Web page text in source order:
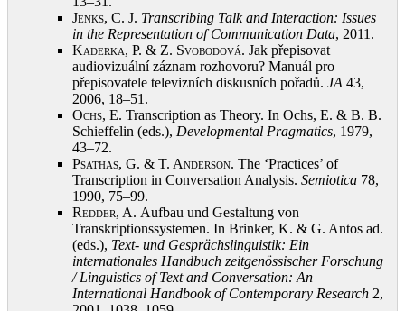
Jenks, C. J. Transcribing Talk and Interaction: Issues
in the Representation of Communication Data, 2011 .
Kaderka, P. & Z. Svobodová. Jak přepisovat
audiovizuální záznam rozhovoru? Manuál pro
přepisovatele televizních diskusních pořadů. JA 43,
2006, 18–51 .
Ochs, E. Transcription as Theory. In Ochs, E. & B. B.
Schieffelin (eds.), Developmental Pragmatics, 1979,
43–72.
Psathas, G. & T. Anderson. The ‘Practices’ of
Transcription in Conversation Analysis. Semiotica 78,
1990, 75–99.
Redder, A. Aufbau und Gestaltung von
Transkriptionssystemen. In Brinker, K. & G. Antos ad.
(eds.), Text- und Gesprächslinguistik: Ein
internationales Handbuch zeitgenössischer Forschung
/ Linguistics of Text and Conversation: An
International Handbook of Contemporary Research 2,